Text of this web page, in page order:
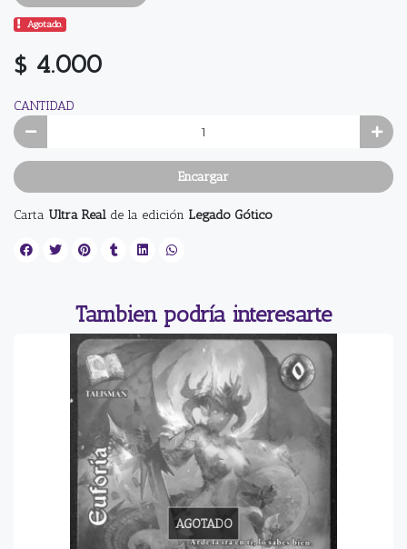
Agotado.
$ 4.000
CANTIDAD
Encargar
Carta Ultra Real de la edición Legado Gótico
Tambien podría interesarte
AGOTADO